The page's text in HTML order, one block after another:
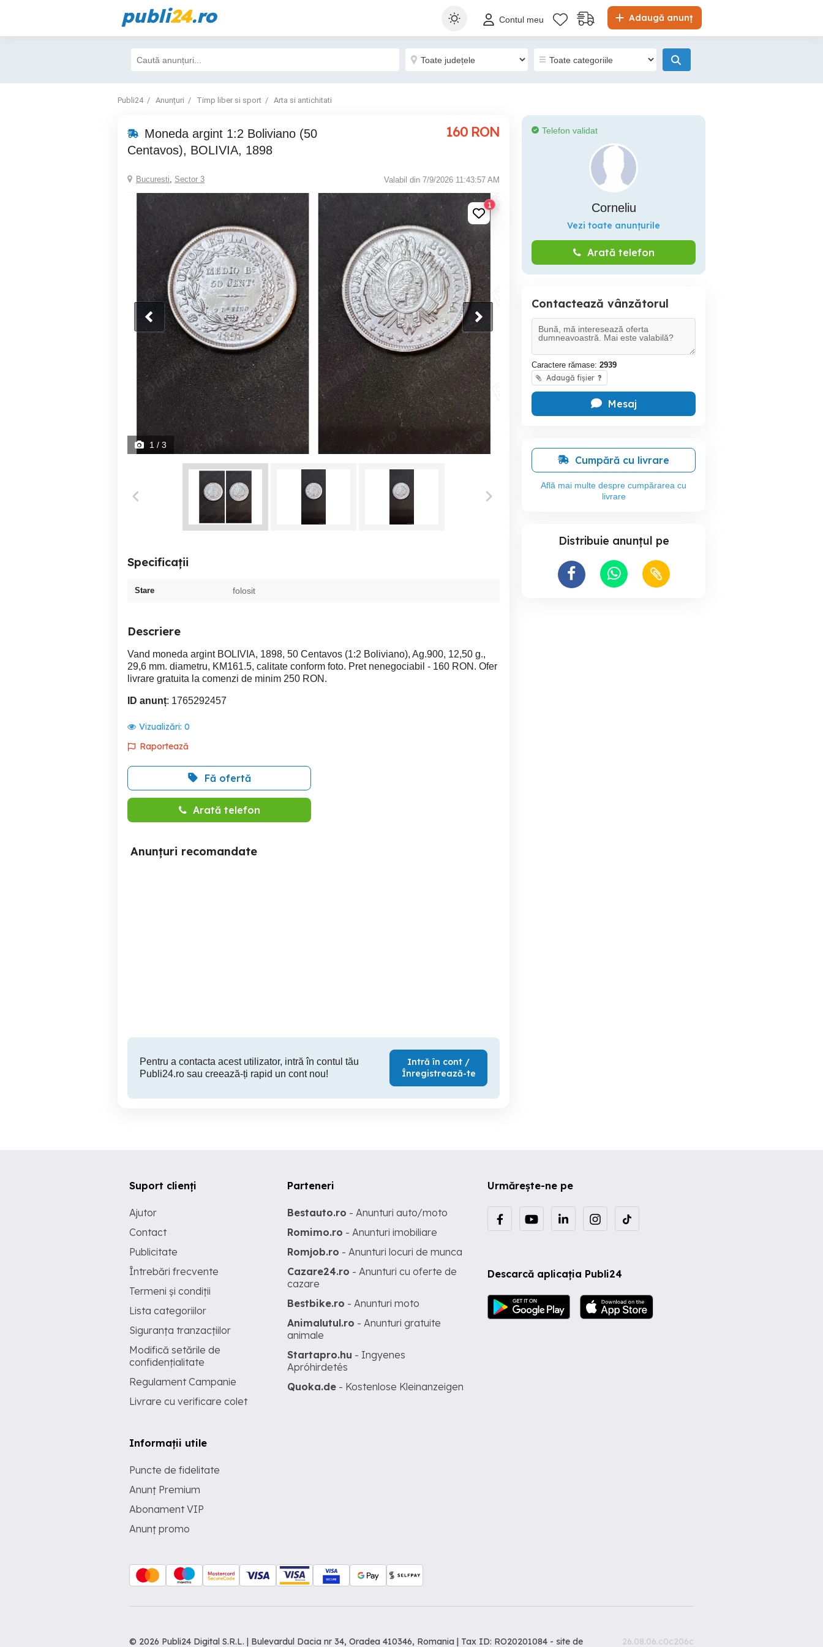
publi24.ro Adaugă anunț
Contul meu
Publi24 Anunțuri Timp liber si sport Arta si antichitati
Moneda argint 1:2 Boliviano (50
Centavos), BOLIVIA, 1898
160 RON
Bucuresti, Sector 3 Valabil din 7/9/2026 11:43:57 AM
1
1 / 3
Specificații
Stare folosit
Descriere
Vand moneda argint BOLIVIA, 1898, 50 Centavos (1:2 Boliviano), Ag.900, 12,50 g.,
29,6 mm. diametru, KM161.5, calitate conform foto. Pret nenegociabil - 160 RON. Ofer
livrare gratuita la comenzi de minim 250 RON.
ID anunț: 1765292457
Vizualizări: 0
Raportează
Fă ofertă
Arată telefon
Anunțuri recomandate
Pentru a contacta acest utilizator, intră în contul tău
Publi24.ro sau creează-ți rapid un cont nou!
Intră în cont /
Înregistrează-te
Telefon validat
Corneliu
Vezi toate anunțurile
Arată telefon
Contactează vânzătorul
Caractere rămase: 2939
Adaugă fișier ?
Mesaj
Cumpără cu livrare
Află mai multe despre cumpărarea cu
livrare
Distribuie anunțul pe
Urmărește-ne pe
Descarcă aplicația Publi24
Suport clienți
Ajutor
Contact
Publicitate
Întrebări frecvente
Termeni și condiții
Lista categoriilor
Siguranța tranzacțiilor
Modifică setările de
confidențialitate
Regulament Campanie
Livrare cu verificare colet
Informații utile
Puncte de fidelitate
Anunț Premium
Abonament VIP
Anunț promo
Parteneri
Bestauto.ro - Anunturi auto/moto
Romimo.ro - Anunturi imobiliare
Romjob.ro - Anunturi locuri de munca
Cazare24.ro - Anunturi cu oferte de
cazare
Bestbike.ro - Anunturi moto
Animalutul.ro - Anunturi gratuite
animale
Startapro.hu - Ingyenes
Apróhirdetés
Quoka.de - Kostenlose Kleinanzeigen
© 2026 Publi24 Digital S.R.L. | Bulevardul Dacia nr 34, Oradea 410346, Romania | Tax ID: RO20201084 - site de 26.08.06.c0c206c